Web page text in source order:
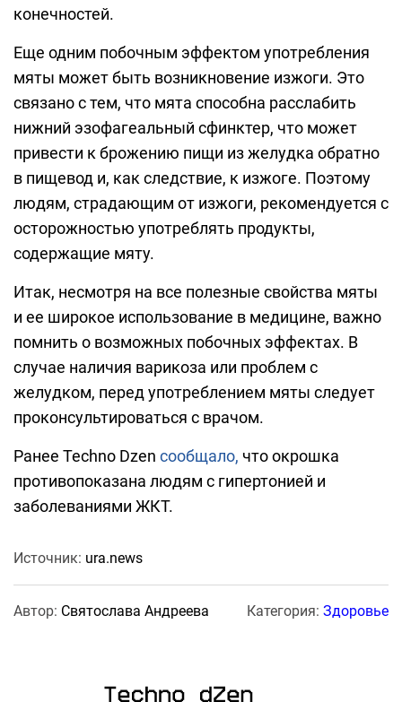
конечностей.
Еще одним побочным эффектом употребления
мяты может быть возникновение изжоги. Это
связано с тем, что мята способна расслабить
нижний эзофагеальный сфинктер, что может
привести к брожению пищи из желудка обратно
в пищевод и, как следствие, к изжоге. Поэтому
людям, страдающим от изжоги, рекомендуется с
осторожностью употреблять продукты,
содержащие мяту.
Итак, несмотря на все полезные свойства мяты
и ее широкое использование в медицине, важно
помнить о возможных побочных эффектах. В
случае наличия варикоза или проблем с
желудком, перед употреблением мяты следует
проконсультироваться с врачом.
Ранее Techno Dzen сообщало, что окрошка
противопоказана людям с гипертонией и
заболеваниями ЖКТ.
Источник: ura.news
Автор: Святослава Андреева Категория: Здоровье